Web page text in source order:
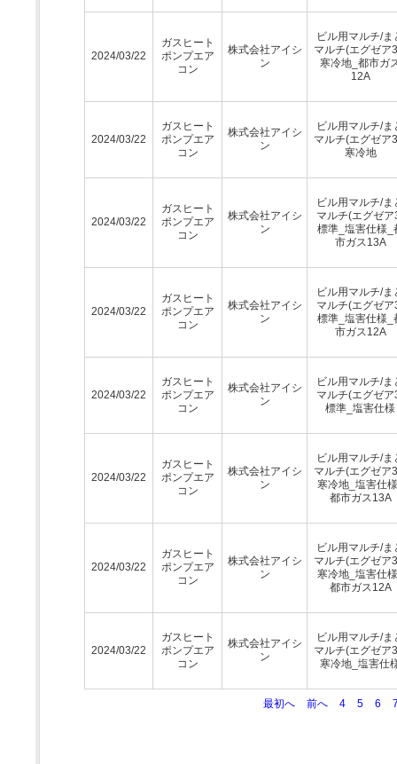
2024/03/22
ガスヒート
ポンプエア
コン
株式会社アイシ
ン
ビル用マルチ/ま
マルチ(エグゼア
寒冷地_都市ガ
12A
2024/03/22
ガスヒート
ポンプエア
コン
株式会社アイシ
ン
ビル用マルチ/ま
マルチ(エグゼア
寒冷地
2024/03/22
ガスヒート
ポンプエア
コン
株式会社アイシ
ン
ビル用マルチ/ま
マルチ(エグゼア
標準_塩害仕様_
市ガス13A
2024/03/22
ガスヒート
ポンプエア
コン
株式会社アイシ
ン
ビル用マルチ/ま
マルチ(エグゼア
標準_塩害仕様_
市ガス12A
2024/03/22
ガスヒート
ポンプエア
コン
株式会社アイシ
ン
ビル用マルチ/ま
マルチ(エグゼア
標準_塩害仕様
2024/03/22
ガスヒート
ポンプエア
コン
株式会社アイシ
ン
ビル用マルチ/ま
マルチ(エグゼア
寒冷地_塩害仕
都市ガス13A
2024/03/22
ガスヒート
ポンプエア
コン
株式会社アイシ
ン
ビル用マルチ/ま
マルチ(エグゼア
寒冷地_塩害仕
都市ガス12A
2024/03/22
ガスヒート
ポンプエア
コン
株式会社アイシ
ン
ビル用マルチ/ま
マルチ(エグゼア
寒冷地_塩害仕
最初へ 前へ 4 5 6